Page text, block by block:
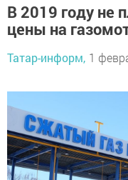
В 2019 году не
цены на
Татар-информ, 1